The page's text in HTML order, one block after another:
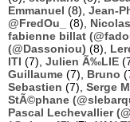
Emmanuel (8), Jean-
@FredOu_
(8),
fabienne billat
(@Dassoniou) (8),
ITI (7), Julien Ã‰LIE
Guillaume (7), Bruno
Sebastien (7), Serge
StÃ©phane
Pascal Lechevallier